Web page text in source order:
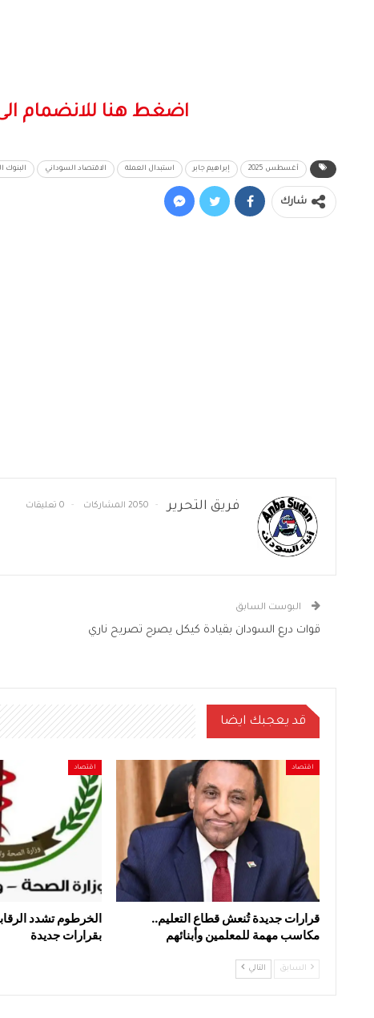
اضغط هنا للانضمام
أغسطس 2025 إبراهيم جابر استبدال العملة الاقتصاد السوداني البنوك
شارك
فريق التحرير 2050 المشاركات 0 تعليقات
البوست السابق
قوات درع السودان بقيادة كيكل يصرح تصريح ناري
قد يعجبك ايضا
اقتصاد
قرارات جديدة تُنعش قطاع التعليم..
مكاسب مهمة للمعلمين وأبنائهم
اقتصاد
الخرطوم تشدد
بقرارات جديدة
السابق التالي